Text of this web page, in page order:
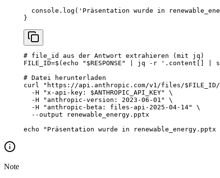
  console.
log ( 'Präsentation wurde in
}
# file_id aus der Antwort extrahieren (mit jq)
FILE_ID=$( echo " $RESPONSE " jq -r '.content[] |
# Datei herunterladen
curl
"https://api.anthropic.com/v1/files/$FILE_ID
  -H
"x-api-key: $ANTHROPIC_API_KEY"
\
  -H
"anthropic-version: 2023-06-01"
\
  -H
"anthropic-beta: files-api-2025-04-14"
\
  --output
renewable_energy.pptx
echo "Präsentation wurde in
Note